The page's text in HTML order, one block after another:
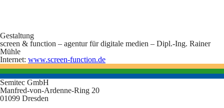
Gestaltung
screen & function – agentur für digitale medien – Dipl.-Ing. Rainer
Mühle
Internet: www.screen-function.de
Semitec GmbH
Manfred-von-Ardenne-Ring 20
01099 Dresden